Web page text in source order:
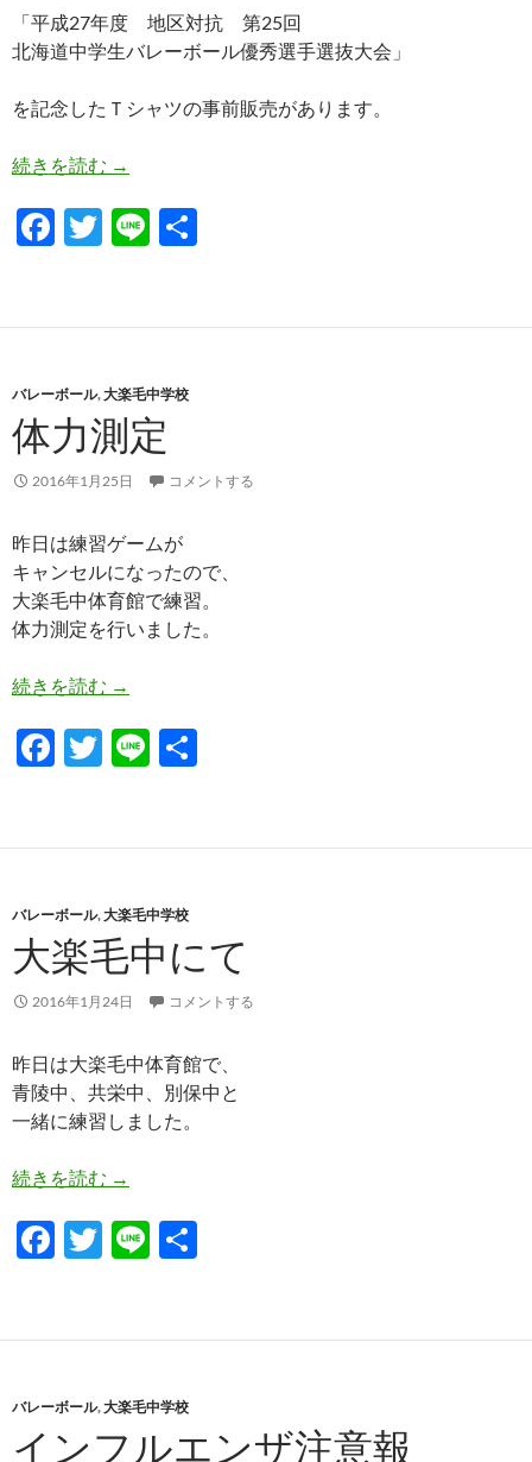
「平成27年度 地区対抗 第25回
北海道中学生バレーボール優秀選手選抜大会」
を記念したＴシャツの事前販売があります。
続きを読む 選抜大会記念Ｔシャツ事前販売
→
F
b
o
o
k
T
er
Li
バレーボール,大楽毛中学校
体力測定
2016年1月25日 コメントする
昨日は練習ゲームが
キャンセルになったので、
大楽毛中体育館で練習。
体力測定を行いました。
続きを読む 体力測定
→
F
b
o
o
k
T
er
Li
バレーボール,大楽毛中学校
大楽毛中にて
2016年1月24日 コメントする
昨日は大楽毛中体育館で、
青陵中、共栄中、別保中と
一緒に練習しました。
続きを読む 大楽毛中にて
→
F
b
o
o
T
er
Li
バレーボール,大楽毛中学校
インフルエンザ注意報